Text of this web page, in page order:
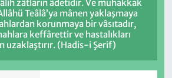
zâtların âdetidir. Ve muhakkak
Teâlâ’ya mânen yaklaşmaya
korunmaya bir vâsıtadır,
keffârettir ve hastalıkları
uzaklaştırır. (Hadis-i Şerif)